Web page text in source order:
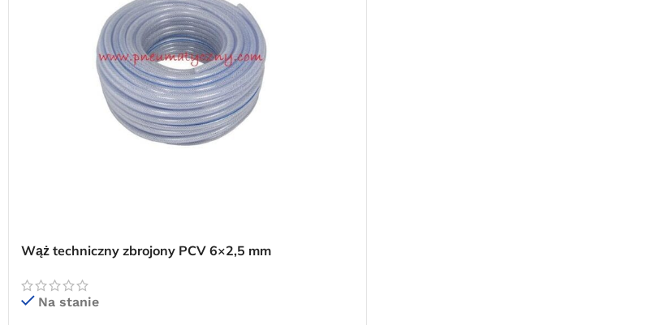
Wąż techniczny zbrojony PCV 6×2,5 mm
Na stanie